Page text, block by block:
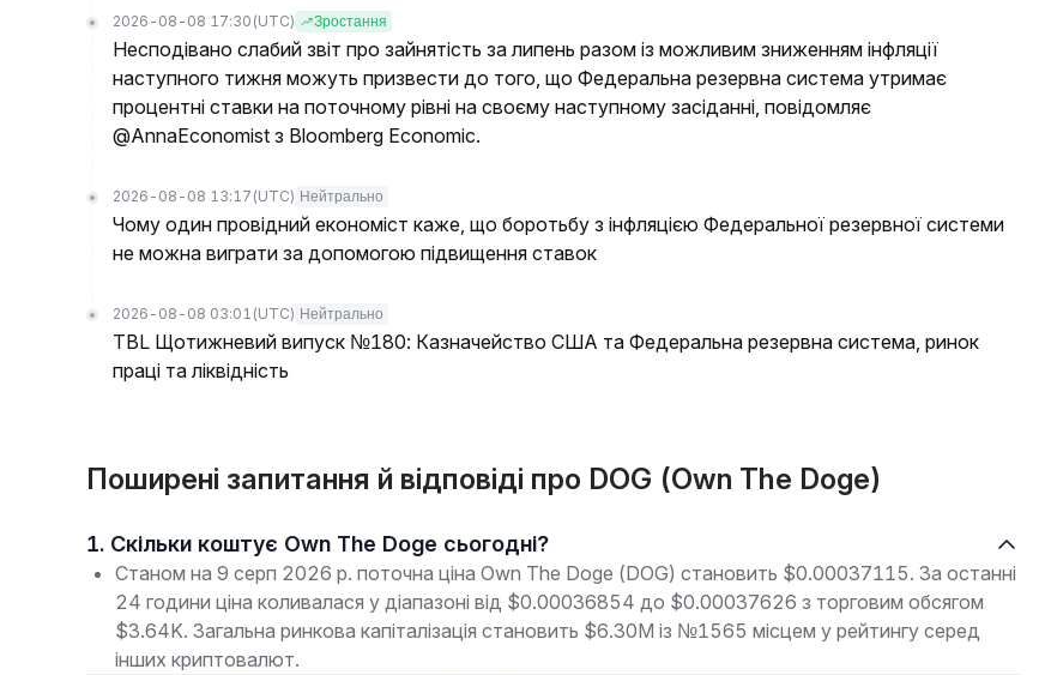
2026-08-08 17:30 (UTC) Зростання
Несподівано слабий звіт про зайнятість за липень разом із можливим зниженням інфляції
наступного тижня можуть призвести до того, що Федеральна резервна система утримає
процентні ставки на поточному рівні на своєму наступному засіданні, повідомляє
@AnnaEconomist з Bloomberg Economic.
2026-08-08 13:17 (UTC) Нейтрально
Чому один провідний економіст каже, що боротьбу з інфляцією Федеральної резервної системи
не можна виграти за допомогою підвищення ставок
2026-08-08 03:01 (UTC) Нейтрально
TBL Щотижневий випуск №180: Казначейство США та Федеральна резервна система, ринок
праці та ліквідність
Поширені запитання й відповіді про DOG (Own The Doge)
1. Скільки коштує Own The Doge сьогодні?
Станом на 9 серп 2026 р. поточна ціна Own The Doge (DOG) становить $0.00037115. За останні
24 години ціна коливалася у діапазоні від $0.00036854 до $0.00037626 з торговим обсягом
$3.64K. Загальна ринкова капіталізація становить $6.30M із №1565 місцем у рейтингу серед
інших криптовалют.